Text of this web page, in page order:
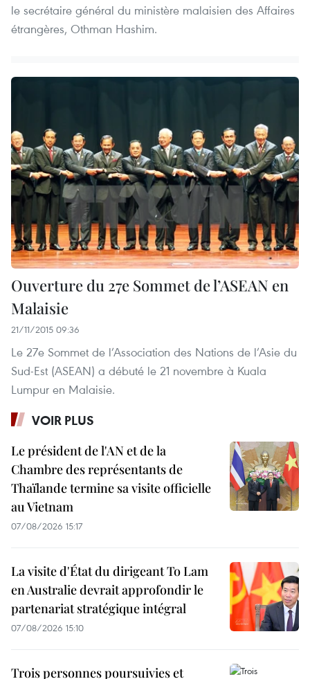
le secrétaire général du ministère malaisien des Affaires
étrangères, Othman Hashim.
Ouverture du 27e Sommet de l’ASEAN en
Malaisie
21/11/2015 09:36
Le 27e Sommet de l’Association des Nations de l’Asie du
Sud-Est (ASEAN) a débuté le 21 novembre à Kuala
Lumpur en Malaisie.
VOIR PLUS
Le président de l'AN et de la
Chambre des représentants de
Thaïlande termine sa visite officielle
au Vietnam
07/08/2026 15:17
La visite d'État du dirigeant To Lam
en Australie devrait approfondir le
partenariat stratégique intégral
07/08/2026 15:10
Trois personnes poursuivies et